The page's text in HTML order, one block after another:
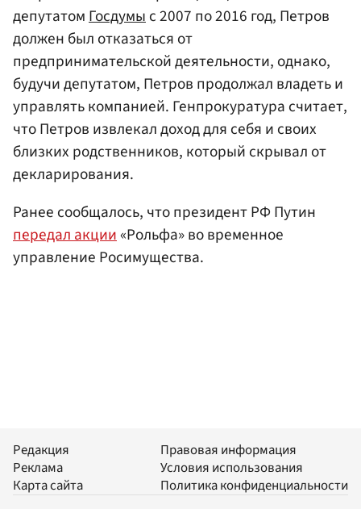
депутатомГосдумыс 2007 по 2016 год, Петров
должен был отказаться от
предпринимательской деятельности, однако,
будучи депутатом, Петров продолжал владеть и
управлять компанией. Генпрокуратура считает,
что Петров извлекал доход для себя и своих
близких родственников, который скрывал от
декларирования.
Ранее сообщалось, что президент РФ Путин
передал акции«Рольфа» во временное
управление Росимущества.
Редакция
Реклама
Карта сайта
Правовая информация
Условия использования
Политика конфиденциальности